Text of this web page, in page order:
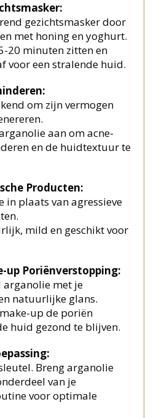
gezichtsmasker door
met honing en yoghurt.
20 minuten zitten en
voor een stralende huid.
om zijn vermogen
aan om acne-
en de huidtextuur te
Producten:
in plaats van agressieve
mild en geschikt voor
up Poriënverstopping:
arganolie met je
natuurlijke glans.
up de poriën
huid gezond te blijven.
Breng arganolie
van je
voor optimale